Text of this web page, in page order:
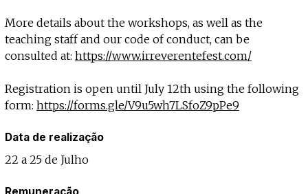
More details about the workshops, as well as the
teaching staff and our code of conduct, can be
consulted at: https://www.irreverentefest.com/
Registration is open until July 12th using the following
form: https://forms.gle/V9u5wh7LSfoZ9pPe9
Data de realização
22 a 25 de Julho